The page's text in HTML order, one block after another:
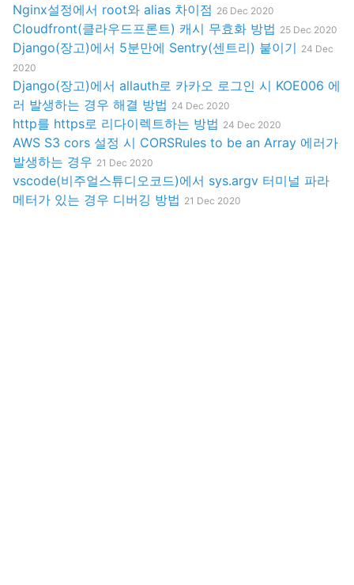
Nginx설정에서 root와 alias 차이점 26 Dec 2020
Cloudfront(클라우드프론트) 캐시 무효화 방법 25 Dec 2020
Django(장고)에서 5분만에 Sentry(센트리) 붙이기 24 Dec
2020
Django(장고)에서 allauth로 카카오 로그인 시 KOE006 에
러 발생하는 경우 해결 방법 24 Dec 2020
http를 https로 리다이렉트하는 방법 24 Dec 2020
AWS S3 cors 설정 시 CORSRules to be an Array 에러가
발생하는 경우 21 Dec 2020
vscode(비주얼스튜디오코드)에서 sys.argv 터미널 파라
메터가 있는 경우 디버깅 방법 21 Dec 2020